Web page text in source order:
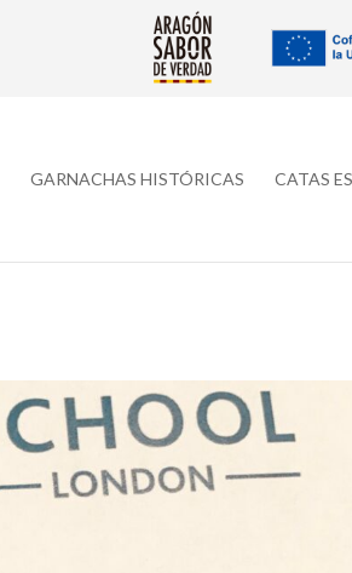
GARNACHAS HISTÓRICAS CATAS